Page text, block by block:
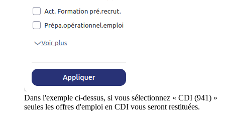
Dans l'exemple ci-dessus, si vous sélectionnez « CDI (941) »
seules les offres d'emploi en CDI vous seront restituées.